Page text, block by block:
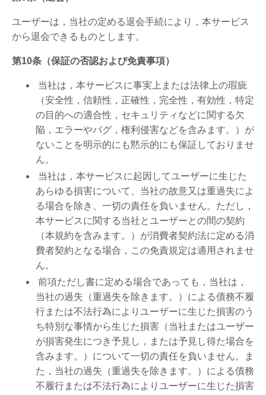
ユーザーは，当社の定める退会手続により，本サービス
から退会できるものとします。
第10条（保証の否認および免責事項）
当社は，本サービスに事実上または法律上の瑕疵
（安全性，信頼性，正確性，完全性，有効性，特定
の目的への適合性，セキュリティなどに関する欠
陥，エラーやバグ，権利侵害などを含みます。）が
ないことを明示的にも黙示的にも保証しておりませ
ん。
当社は，本サービスに起因してユーザーに生じた
あらゆる損害について、当社の故意又は重過失によ
る場合を除き、一切の責任を負いません。ただし，
本サービスに関する当社とユーザーとの間の契約
（本規約を含みます。）が消費者契約法に定める消
費者契約となる場合，この免責規定は適用されませ
ん。
前項ただし書に定める場合であっても，当社は，
当社の過失（重過失を除きます。）による債務不履
行または不法行為によりユーザーに生じた損害のう
ち特別な事情から生じた損害（当社またはユーザー
が損害発生につき予見し，または予見し得た場合を
含みます。）について一切の責任を負いません。ま
た，当社の過失（重過失を除きます。）による債務
不履行または不法行為によりユーザーに生じた損害